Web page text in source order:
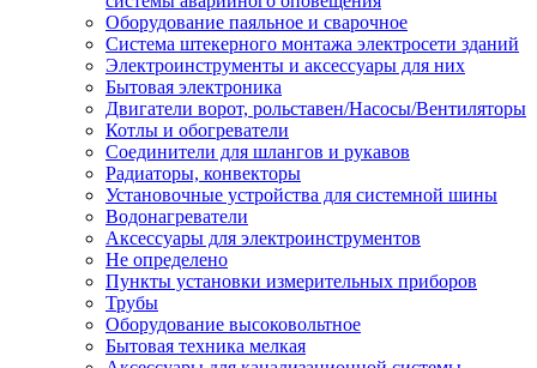
Оборудование паяльное и сварочное
Система штекерного монтажа электросети зданий
Электроинструменты и аксессуары для них
Бытовая электроника
Двигатели ворот, рольставен/Насосы/Вентиляторы
Котлы и обогреватели
Соединители для шлангов и рукавов
Радиаторы, конвекторы
Установочные устройства для системной шины
Водонагреватели
Аксессуары для электроинструментов
Не определено
Пункты установки измерительных приборов
Трубы
Оборудование высоковольтное
Бытовая техника мелкая